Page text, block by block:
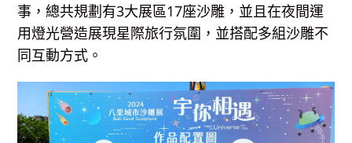
事，總共規劃有3大展區17座沙雕，並且在夜間運
用燈光營造展現星際旅行氛圍，並搭配多組沙雕不
同互動方式。